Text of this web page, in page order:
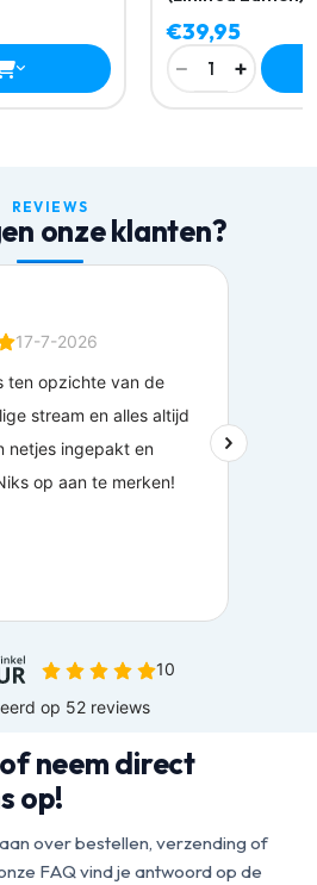
€39,95
− 1 +
REVIEWS
onze klanten?
neem direct
op!
over bestellen, verzending of
FAQ vind je antwoord op de